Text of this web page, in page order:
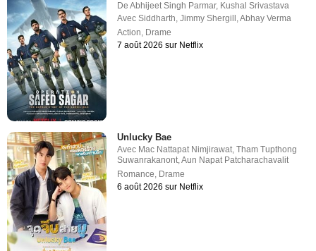
DeAbhijeet Singh Parmar, Kushal Srivastava
AvecSiddharth,Jimmy Shergill ,Abhay Verma
Action, Drame
7 août 2026 sur Netflix
Unlucky Bae
Avec Mac Nattapat Nimjirawat ,Tham Tupthong
Suwanrakanont ,Aun Napat Patcharachavalit
Romance Drame
6 août 2026 sur Netflix